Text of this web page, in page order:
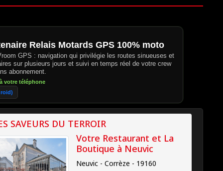
Relais Motards GPS 100% moto
GPS : navigation qui privilégie les routes sinueuses et
sur plusieurs jours et suivi en temps réel de votre crew
abonnement.
votre téléphone
SAVEURS DU TERROIR
Votre Restaurant et La
Boutique à Neuvic
Neuvic - Corrèze - 19160